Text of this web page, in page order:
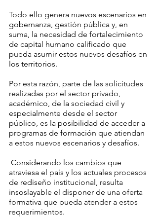
Todo ello genera nuevos escenarios en
gobernanza, gestión pública y, en
suma, la necesidad de fortalecimiento
de capital humano calificado que
pueda asumir estos nuevos desafíos en
los territorios.
Por esta razón, parte de las solicitudes
realizadas por el sector privado,
académico, de la sociedad civil y
especialmente desde el sector
público, es la posibilidad de acceder a
programas de formación que atiendan
a estos nuevos escenarios y desafíos.
atraviesa el país y los actuales procesos
de rediseño institucional, resulta
insoslayable el disponer de una oferta
formativa que pueda atender a estos
requerimientos.